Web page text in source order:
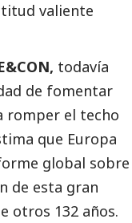
valiente
todavía
de fomentar
romper el techo
que Europa
global sobre
de esta gran
otros 132 años.